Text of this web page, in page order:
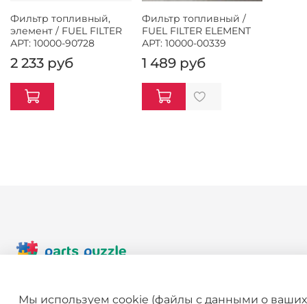
Фильтр топливный,
элемент / FUEL FILTER
АРТ: 10000-90728
2 233 руб
Фильтр топливный /
FUEL FILTER ELEMENT
АРТ: 10000-00339
1 489 руб
Мы используем cookie (файлы с данными о ваших